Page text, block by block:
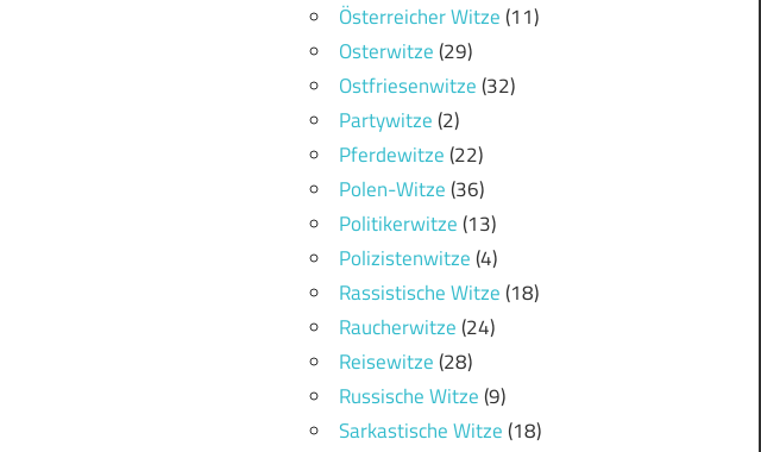
Österreicher Witze(11)
Osterwitze(29)
Ostfriesenwitze(32)
Partywitze(2)
Pferdewitze(22)
Polen-Witze(36)
Politikerwitze(13)
Polizistenwitze(4)
Rassistische Witze(18)
Raucherwitze(24)
Reisewitze(28)
Russische Witze(9)
Sarkastische Witze(18)